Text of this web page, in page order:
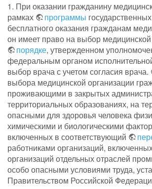
1. При оказании гражданину
рамках
программы
бесплатного оказания гражданам
он имеет право на выбор медицинской
порядке, утвержденном
федеральным органом
выбор врача с учетом согласия врача.
выбора медицинской организации
проживающими в закрытых
территориальных образованиях, на
опасными для здоровья человека
химическими и биологическими
включенных в соответствующий
работниками организаций,
организаций отдельных отраслей
особо опасными условиями труда,
Правительством Российской